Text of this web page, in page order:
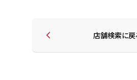
店舗検索に戻